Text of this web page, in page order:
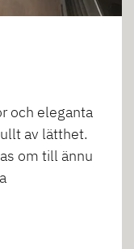
och eleganta
av lätthet.
om till ännu